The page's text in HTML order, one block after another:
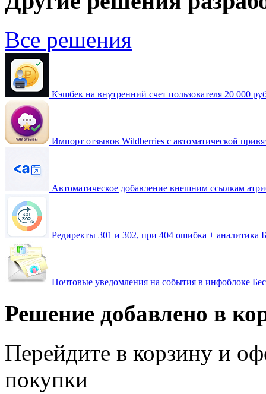
Все решения
Кэшбек на внутренний счет пользователя 20 000
Импорт отзывов Wildberries с автоматической
Автоматическое добавление внешним ссылкам
Редиректы 301 и 302, при 404 ошибка + аналитика
Почтовые уведомления на события в инфоблоке
Решение добавлено в
Перейдите в корзину и
покупки